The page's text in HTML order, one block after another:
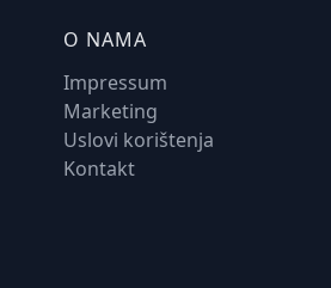
O NAMA
Impressum
Marketing
Uslovi korištenja
Kontakt